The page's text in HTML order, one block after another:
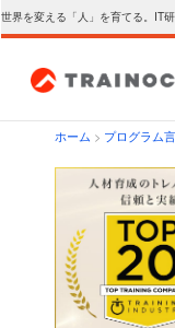
世界を変える「人」を育てる。IT
ホーム > プログラム